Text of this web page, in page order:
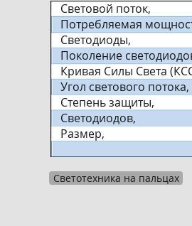
Световой поток,
Потребляемая
Светодиоды,
Поколение
Кривая Силы Света
Угол светового потока,
Степень защиты,
Светодиодов,
Размер,
Светотехника на пальцах